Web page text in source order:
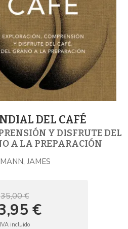
DEL CAFÉ
Y DISFRUTE DEL
A LA PREPARACIÓN
JAMES
35,00 €
€
IVA incluido